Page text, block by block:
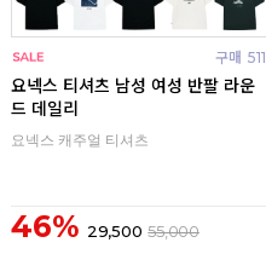
구매 511
요넥스 티셔츠 남성 여성 반팔 라운
드 데일리
요넥스 캐주얼 티셔츠
46% 29,500 55,000